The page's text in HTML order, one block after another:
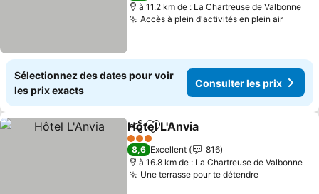
à 11.2 km de : La Chartreuse de Valbonne
Accès à plein d'activités en plein air
Sélectionnez des dates pour voir
les prix exacts
Consulter les prix
PartagerAjouter à mes favoris
Hôtel L'Anvia
3 Étoiles
8,6 Excellent
816
à 16.8 km de : La Chartreuse de Valbonne
Une terrasse pour te détendre